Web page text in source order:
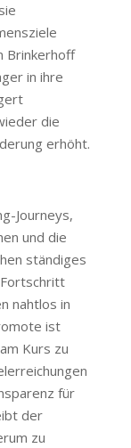
Brinkerhoff
in ihre
die
erhöht.
Journeys,
und die
ständiges
Fortschritt
nahtlos in
ist
Kurs zu
für
der
zu